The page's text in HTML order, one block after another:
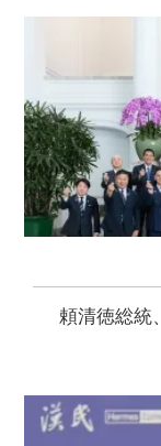
頼清徳総統